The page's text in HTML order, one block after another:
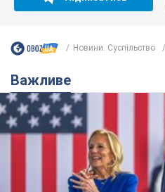
Новини. Суспільство
Важливе